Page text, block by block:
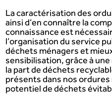
La caractérisation des
ainsi d’en connaître la
connaissance est
l’organisation du service
déchets ménagers et
sensibilisation, grâce à
la part de déchets
présents dans nos
potentiel de déchets